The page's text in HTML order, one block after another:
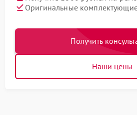
Оригинальные
Получить
Наши цены